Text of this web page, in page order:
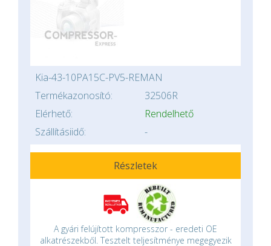
Kia-43-10PA15C-PV5-REMAN
Termékazonosító:
32506R
Elérhető:
Rendelhető
Szállításiidő:
-
Részletek
A gyári felújított kompresszor - eredeti OE
alkatrészekből. Tesztelt teljesítménye megegyezik